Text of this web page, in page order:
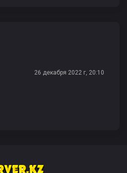
26 декабря 2022 г, 20:10